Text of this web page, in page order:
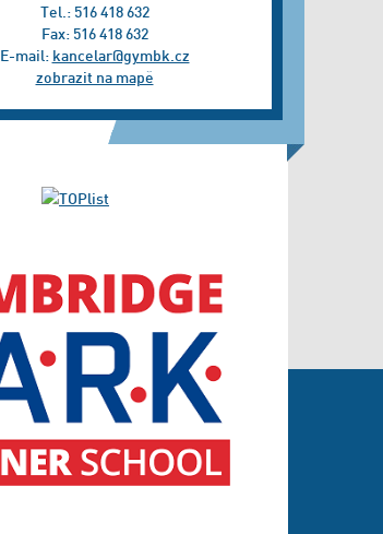
Tel.: 516 418 632
Fax: 516 418 632
E-mail: kancelar@gymbk.cz
zobrazit na mapě